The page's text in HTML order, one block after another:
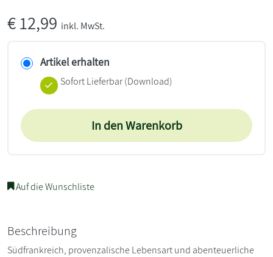
€12,99 inkl. MwSt.
Artikel erhalten
Sofort Lieferbar (Download)
In den Warenkorb
Auf die Wunschliste
Beschreibung
Südfrankreich, provenzalische Lebensart und abenteuerliche